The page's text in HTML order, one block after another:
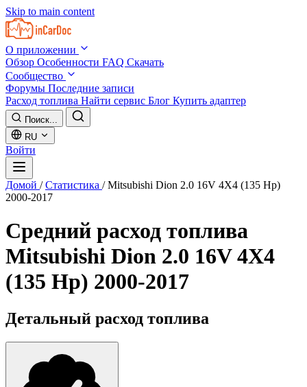
Skip to main content
О приложении
Обзор Особенности FAQ Скачать
Сообщество
Форумы Последние записи
Расход топлива Найти сервис Блог Купить адаптер
Поиск...
RU
Войти
Домой / Статистика / Mitsubishi Dion 2.0 16V 4X4 (135 Hp)
2000-2017
Средний расход топлива
Mitsubishi Dion 2.0 16V 4X4
(135 Hp) 2000-2017
Детальный расход топлива